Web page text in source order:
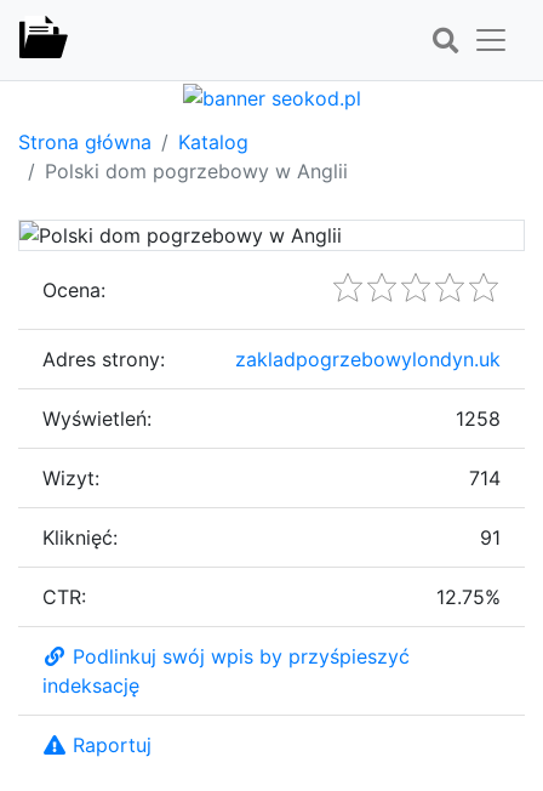
Strona główna
Katalog
Polski dom pogrzebowy w Anglii
Ocena:
Adres strony: zakladpogrzebowylondyn.uk
Wyświetleń: 1258
Wizyt: 714
Kliknięć: 91
CTR: 12.75%
Podlinkuj swój wpis by przyśpieszyć
indeksację
Raportuj